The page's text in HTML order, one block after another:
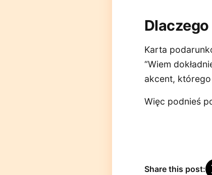
Karta
“Wiem
akcent,
Więc podnieś
Share this post: